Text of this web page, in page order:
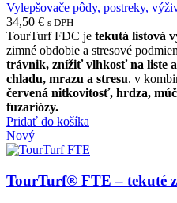
Vylepšovače pôdy, postreky,
34,50 € s DPH
TourTurf FDC je tekutá listová
zimné obdobie a stresové
trávnik, znížiť vlhkosť na liste
chladu, mrazu a stresu. v
červená nitkovitosť, hrdza,
fuzariózy.
Pridať do košíka
Nový
TourTurf® FTE – tekuté